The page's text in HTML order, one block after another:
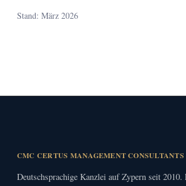
Stand: März 2026
CMC CERTUS MANAGEMENT CONSULTANTS
Deutschsprachige Kanzlei auf Zypern seit 2010.